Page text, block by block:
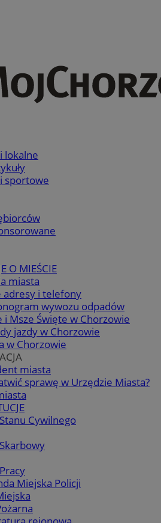
lokalne
sportowe
O MIEŚCIE
miasta
adresy i telefony
wywozu odpadów
i Msze Święte w Chorzowie
jazdy w Chorzowie
w Chorzowie
miasta
sprawę w Urzędzie Miasta?
Cywilnego
Miejska Policji